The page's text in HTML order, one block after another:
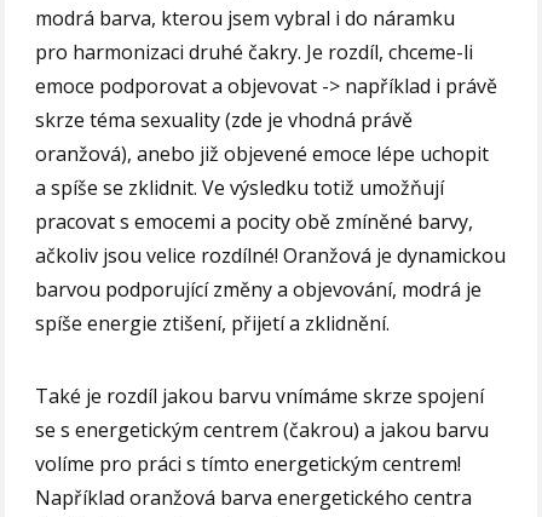
modrá barva, kterou jsem vybral i do náramku
pro harmonizaci druhé čakry. Je rozdíl, chceme-li
emoce podporovat a objevovat -> například i právě
skrze téma sexuality (zde je vhodná právě
oranžová), anebo již objevené emoce lépe uchopit
a spíše se zklidnit. Ve výsledku totiž umožňují
pracovat s emocemi a pocity obě zmíněné barvy,
ačkoliv jsou velice rozdílné! Oranžová je dynamickou
barvou podporující změny a objevování, modrá je
spíše energie ztišení, přijetí a zklidnění.
Také je rozdíl jakou barvu vnímáme skrze spojení
se s energetickým centrem (čakrou) a jakou barvu
volíme pro práci s tímto energetickým centrem!
Například oranžová barva energetického centra